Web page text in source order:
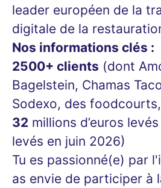
leader européen de la
digitale de la
Nos informations clés :
2500+ clients (dont
Bagelstein, Chamas
Sodexo, des
32 millions d’euros
levés en juin 2026)
Tu es passionné(e) par
as envie de participer à